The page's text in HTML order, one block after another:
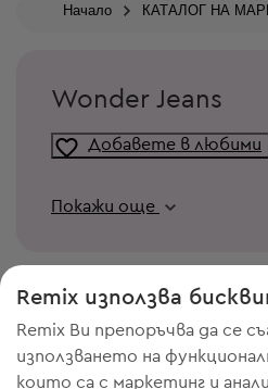
Начало КАТАЛОГ НА
Wonder Jeans
Добавете в любими
Покажи още
Remix използва
Remix Ви препоръчва да се
използването на
които са с маркетинг и